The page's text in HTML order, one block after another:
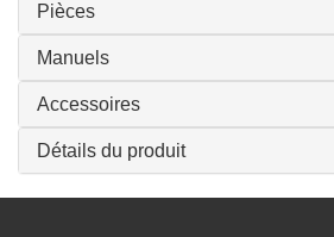
Pièces
Manuels
Accessoires
Détails du produit